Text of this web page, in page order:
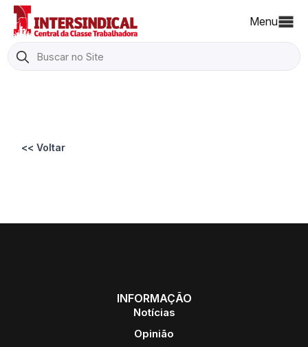
Menu
Search
for:
<< Voltar
INFORMAÇÃO
Notícias
Opinião